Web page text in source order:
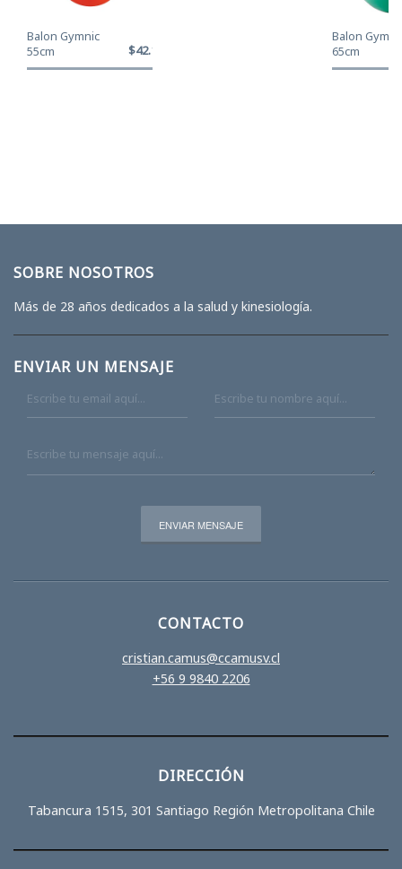
Balon Gymnic
55cm
$42.120
Balon
65cm
SOBRE NOSOTROS
Más de 28 años dedicados a la salud y kinesiología.
ENVIAR UN MENSAJE
CONTACTO
cristian.camus@ccamusv.cl
+56 9 9840 2206
DIRECCIÓN
Tabancura 1515, 301 Santiago Región Metropolitana Chile